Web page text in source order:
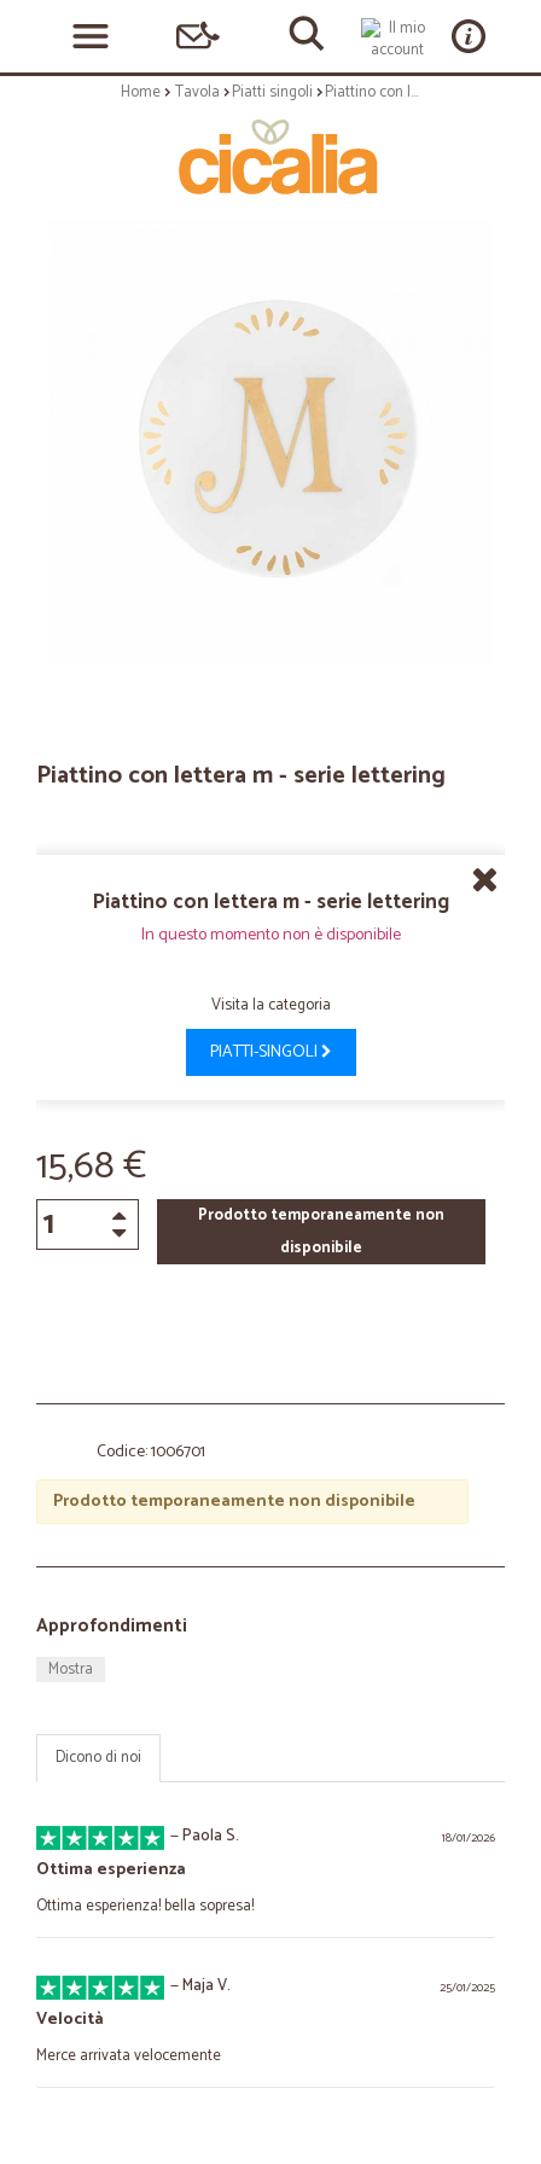
Home Tavola Piatti singoli Piattino con lettera m - serie lettering
Piattino con lettera m - serie lettering
Piattino con lettera m - serie lettering
In questo momento non è disponibile
Visita la categoria
PIATTI-SINGOLI
15,68 €
Prodotto temporaneamente non
disponibile
Codice: 1006701
Prodotto temporaneamente non disponibile
Approfondimenti
Mostra
Dicono di noi
18/01/2026
—Paola S.
Ottima esperienza
Ottima esperienza! bella sopresa!
25/01/2025
—Maja V.
Velocità
Merce arrivata velocemente